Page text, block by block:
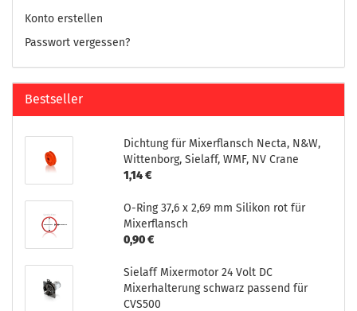
Konto erstellen
Passwort vergessen?
Bestseller
Dichtung für Mixerflansch Necta, N&W,
Wittenborg, Sielaff, WMF, NV Crane
1,14 €
O-Ring 37,6 x 2,69 mm Silikon rot für
Mixerflansch
0,90 €
Sielaff Mixermotor 24 Volt DC
Mixerhalterung schwarz passend für
CVS500